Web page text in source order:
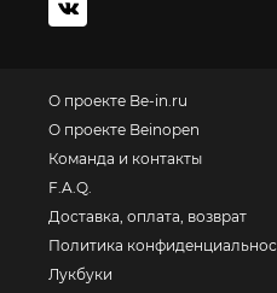
О проекте Be-in.ru
О проекте Beinopen
Команда и контакты
F.A.Q.
Доставка, оплата, возврат
Политика
Лукбуки